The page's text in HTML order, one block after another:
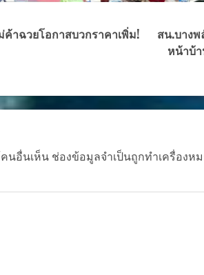
าฉวยโอกาสบวกราคาเพิ่ม!
สน.บาง
หน้าบ้
นอื่นเห็น ช่องข้อมูลจำเป็นถูกทำเครื่องห